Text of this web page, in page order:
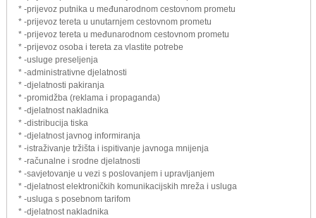
* -prijevoz putnika u međunarodnom cestovnom prometu
* -prijevoz tereta u unutarnjem cestovnom prometu
* -prijevoz tereta u međunarodnom cestovnom prometu
* -prijevoz osoba i tereta za vlastite potrebe
* -usluge preseljenja
* -administrativne djelatnosti
* -djelatnosti pakiranja
* -promidžba (reklama i propaganda)
* -djelatnost nakladnika
* -distribucija tiska
* -djelatnost javnog informiranja
* -istraživanje tržišta i ispitivanje javnoga mnijenja
* -računalne i srodne djelatnosti
* -savjetovanje u vezi s poslovanjem i upravljanjem
* -djelatnost elektroničkih komunikacijskih mreža i usluga
* -usluga s posebnom tarifom
* -djelatnost nakladnika